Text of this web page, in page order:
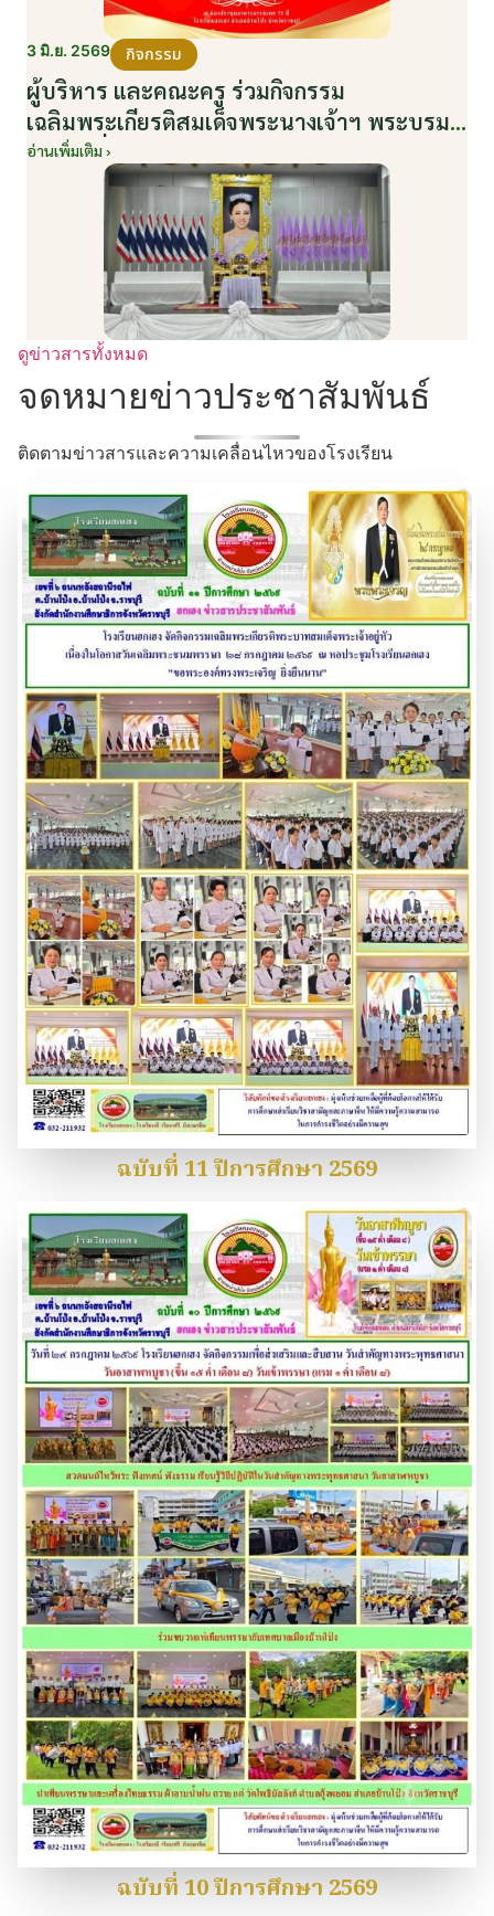
3 มิ.ย. 2569 กิจกรรม
ผู้บริหาร และคณะครู ร่วมกิจกรรม
เฉลิมพระเกียรติสมเด็จพระนางเจ้าฯ พระบรม
ราชินี เนื่องในโอกาสวันเฉลิมพระชนมพรรษา
กับหน่วยงานอำเภอเมืองบ้านโป่ง ณ ศาลา
ประชาคมริมน้ำ วันที่ 3 มิถุนายน 2569
อ่านเพิ่มเติม ›
ดูข่าวสารทั้งหมด
จดหมายข่าวประชาสัมพันธ์
ติดตามข่าวสารและความเคลื่อนไหวของโรงเรียน
ฉบับที่ 11 ปีการศึกษา 2569
ฉบับที่ 10 ปีการศึกษา 2569